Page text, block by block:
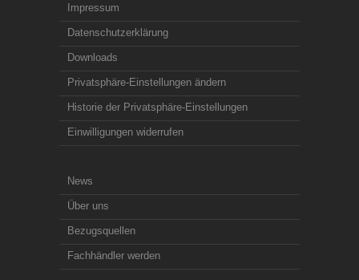
Impressum
Datenschutzerklärung
Downloads
Privatsphäre-Einstellungen ändern
Historie der Privatsphäre-Einstellungen
Einwilligungen widerrufen
News
Über uns
Bezugsquellen
Fachhändler werden